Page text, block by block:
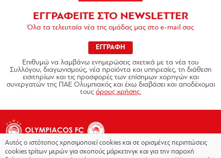
ΕΓΓΡΑΦΕΙΤΕ ΣΤΟ NEWSLETTER
Όλα τα τελευταία νέα της ομάδας μας στο e-mail σας
ΕΓΓΡΑΦΗ
Επιθυμώ να λαμβάνω ενημερώσεις σχετικά με τα νέα του
Συλλόγου, διαγωνισμούς, νέα προϊόντα και υπηρεσίες, τη διάθεση
εισιτηρίων και τις προσφορές των επίσημων χορηγών και
συνεργατών της ΠΑΕ Ολυμπιακός και έχω διαβάσει και αποδέχομαι
τους όρους χρήσης.
Αυτός ο ιστότοπος χρησιμοποιεί cookies και σε ορισμένες περιπτώσεις
cookies τρίτων μερών για σκοπούς μάρκετινγκ και για την παροχή